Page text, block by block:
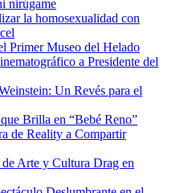
nirúgame
la homosexualidad con
Primer Museo del Helado
a Presidente del
Un Revés para el
Brilla en “Bebé Reno”
de Reality a Compartir
Arte y Cultura Drag en